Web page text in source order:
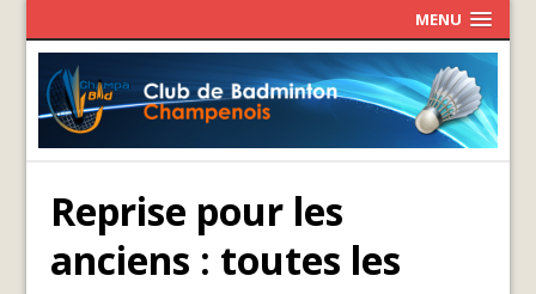
MENU
Reprise pour les
anciens : toutes les